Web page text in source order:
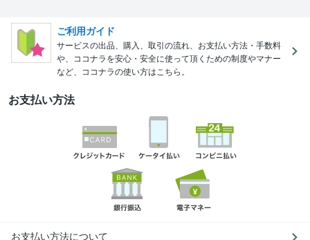
ご利用ガイド
サービスの出品、購入、取引の流れ、お支払い方法・手数料
や、ココナラを安心・安全に使って頂くための制度やマナー
など、ココナラの使い方はこちら。
お支払い方法
お支払い方法について